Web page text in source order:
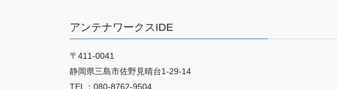
アンテナワークスIDE
〒411-0041
静岡県三島市佐野見晴台1-29-14
TEL：080-8762-9504